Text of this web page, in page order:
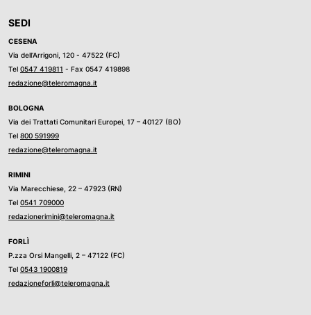
SEDI
CESENA
Via dell’Arrigoni, 120 - 47522 (FC)
Tel 0547 419811 - Fax 0547 419898
redazione@teleromagna.it
BOLOGNA
Via dei Trattati Comunitari Europei, 17 – 40127 (BO)
Tel 800 591999
redazione@teleromagna.it
RIMINI
Via Marecchiese, 22 – 47923 (RN)
Tel 0541 709000
redazionerimini@teleromagna.it
FORLÌ
P.zza Orsi Mangelli, 2 – 47122 (FC)
Tel 0543 1900819
redazioneforli@teleromagna.it